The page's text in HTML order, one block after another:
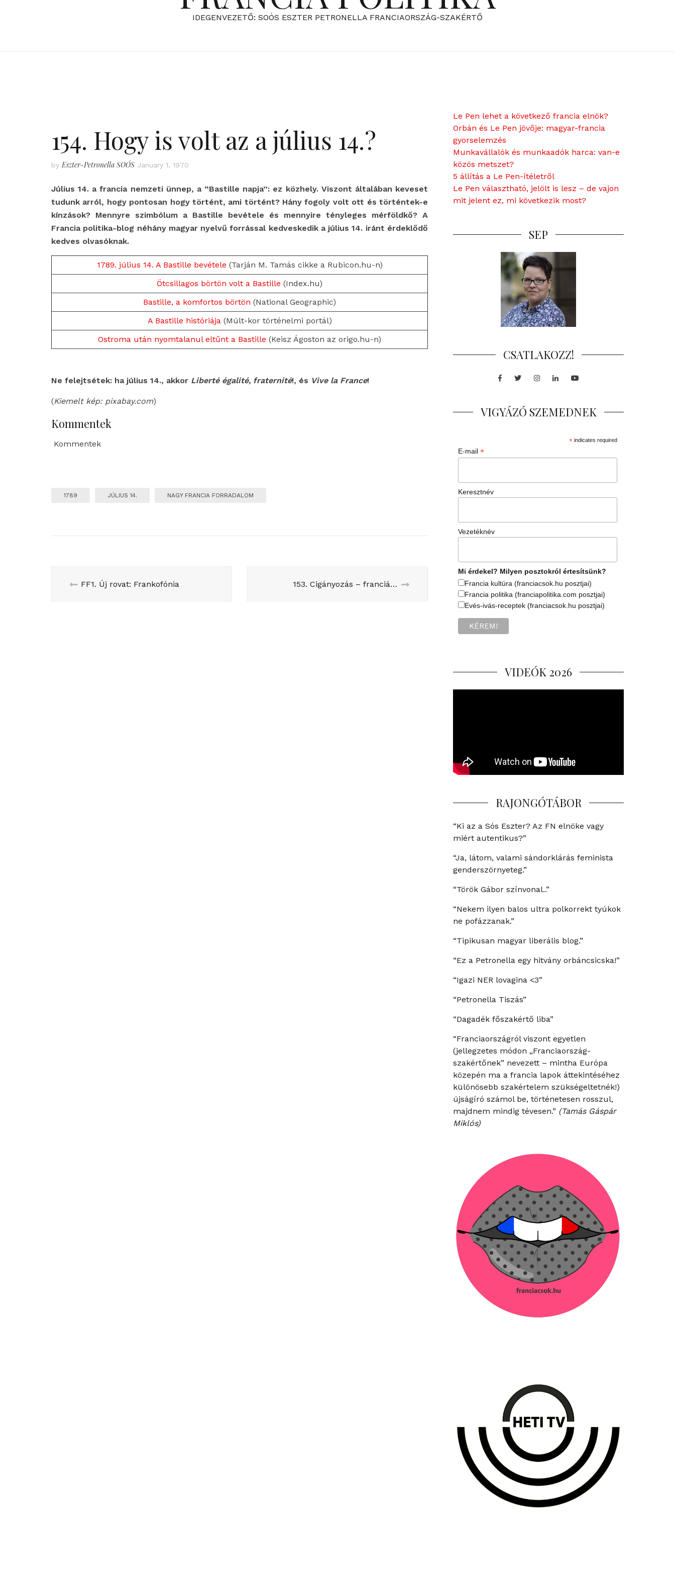
IDEGENVEZETŐ: SOÓS ESZTER PETRONELLA FRANCIAORSZÁG-SZAKÉRTŐ
154. Hogy is volt az a július 14.?
by Eszter-Petronella SOÓS January 1, 1970
Július 14. a francia nemzeti ünnep, a “Bastille napja”: ez közhely. Viszont általában keveset
tudunk arról, hogy pontosan hogy történt, ami történt? Hány fogoly volt ott és történtek-e
kínzások? Mennyre szimbólum a Bastille bevétele és mennyire tényleges mérföldkő? A
Francia politika-blog néhány magyar nyelvű forrással kedveskedik a július 14. iránt érdeklődő
kedves olvasóknak.
1789. július 14. A Bastille bevétele (Tarján M. Tamás cikke a Rubicon.hu-n)
Ötcsillagos börtön volt a Bastille (Index.hu)
Bastille, a komfortos börtön (National Geographic)
A Bastille históriája(Múlt-kor történelmi portál)
Ostroma után nyomtalanul eltűnt a Bastille (Keisz Ágoston az origo.hu-n)
Ne felejtsétek: ha július 14., akkor Liberté égalité, fraternité!, és Vive la France!
(Kiemelt kép: pixabay.com)
Kommentek
Kommentek
1789 JÚLIUS 14. NAGY FRANCIA FORRADALOM
FF1. Új rovat: Frankofónia 153. Cigányozás – franciásan?
Le Pen lehet a következő francia elnök?
Orbán és Le Pen jövője: magyar-francia
gyorselemzés
Munkavállalók és munkaadók harca: van-e
közös metszet?
5 állítás a Le Pen-ítéletről
Le Pen választható, jelölt is lesz – de vajon
mit jelent ez, mi következik most?
SEP
CSATLAKOZZ!
Facebook
TwitterInstagram
LinkedInYoutube
VIGYÁZÓ SZEMEDNEK
*indicates required
E-mail*
Keresztnév
Vezetéknév
Mi érdekel? Milyen posztokról értesítsünk?
Francia kultúra (franciacsok.hu posztjai)
Francia politika (franciapolitika.com posztjai)
Evés-ivás-receptek (franciacsok.hu posztjai)
VIDEÓK 2026
RAJONGÓTÁBOR
“Ki az a Sós Eszter? Az FN elnöke vagy
miért autentikus?”
“Ja, látom, valami sándorklárás feminista
genderszörnyeteg.”
“Török Gábor színvonal..”
“Nekem ilyen balos ultra polkorrekt tyúkok
ne pofázzanak.”
“Tipikusan magyar liberális blog.”
“Ez a Petronella egy hitvány orbáncsicska!”
“Igazi NER lovagina <3”
“Petronella Tiszás”
“Dagadék főszakértő liba”
“Franciaországról viszont egyetlen
(jellegzetes módon „Franciaország-
szakértőnek” nevezett – mintha Európa
közepén ma a francia lapok áttekintéséhez
különösebb szakértelem szükségeltetnék!)
újságíró számol be, történetesen rosszul,
majdnem mindig tévesen.” (Tamás Gáspár
Miklós)